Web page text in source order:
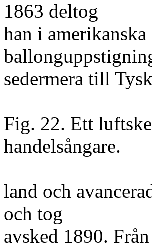
1863 deltog
han i
sedermera till
Fig. 22. Ett
handelsångare.
land och
och tog
avsked 1890.